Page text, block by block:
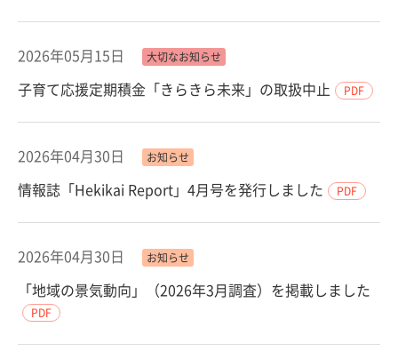
2026年05月15日 大切なお知らせ
子育て応援定期積金「きらきら未来」の取扱中止 PDF
2026年04月30日 お知らせ
情報誌「Hekikai Report」4月号を発行しました PDF
2026年04月30日 お知らせ
「地域の景気動向」（2026年3月調査）を掲載しました
PDF